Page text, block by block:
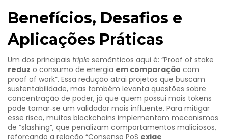
Benefícios, Desafios e
Aplicações Práticas
Um dos principais triple semânticos aqui é: “Proof of stake
reduz o consumo de energia em comparação com
proof of work”. Essa redução atrai projetos que buscam
sustentabilidade, mas também levanta questões sobre
concentração de poder, já que quem possui mais tokens
pode tornar‑se um validador mais influente. Para mitigar
esse risco, muitas blockchains implementam mecanismos
de “slashing”, que penalizam comportamentos maliciosos,
reforçando a relação “Consenso PoS exige